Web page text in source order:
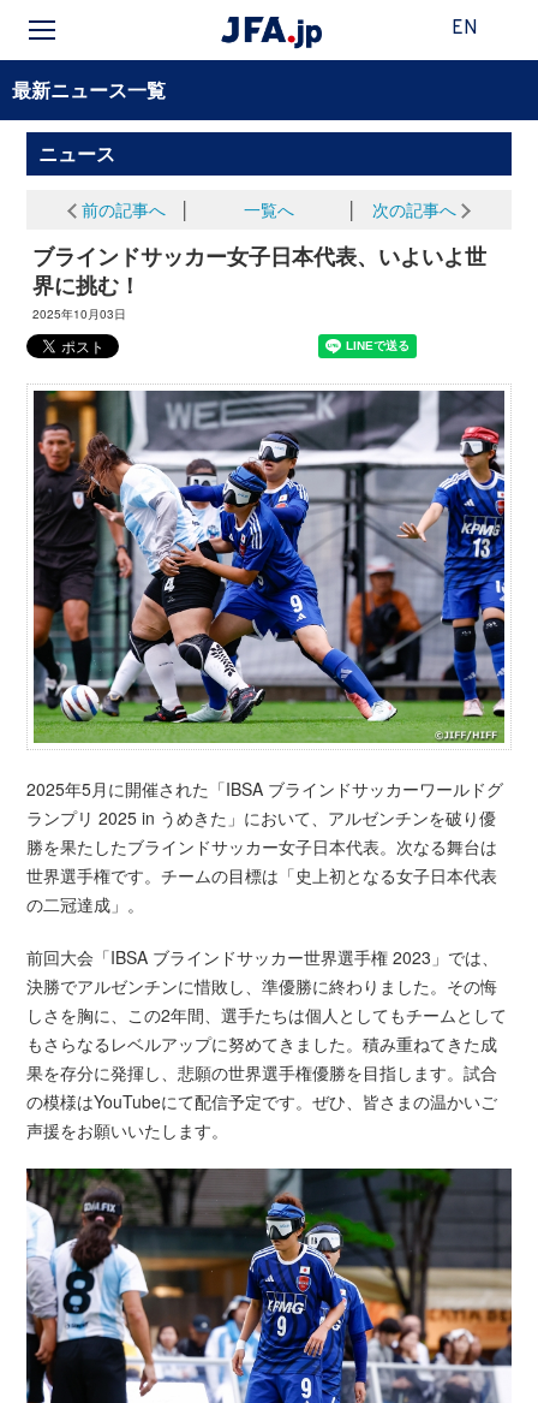
EN
最新ニュース一覧
ニュース
前の記事へ 一覧へ 次の記事へ
ブラインドサッカー女子日本代表、いよいよ世
界に挑む！
2025年10月03日
2025年5月に開催された「IBSA ブラインドサッカーワールドグ
ランプリ 2025 in うめきた」において、アルゼンチンを破り優
勝を果たしたブラインドサッカー女子日本代表。次なる舞台は
世界選手権です。チームの目標は「史上初となる女子日本代表
の二冠達成」。
前回大会「IBSA ブラインドサッカー世界選手権 2023」では、
決勝でアルゼンチンに惜敗し、準優勝に終わりました。その悔
しさを胸に、この2年間、選手たちは個人としてもチームとして
もさらなるレベルアップに努めてきました。積み重ねてきた成
果を存分に発揮し、悲願の世界選手権優勝を目指します。試合
の模様はYouTubeにて配信予定です。ぜひ、皆さまの温かいご
声援をお願いいたします。